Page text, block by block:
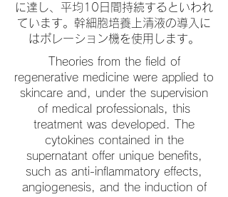
に達し、平均10日間持続するといわれ
ています。幹細胞培養上清液の導入に
はポレーション機を使用します。
Theories from the field of
regenerative medicine were applied to
skincare and, under the supervision
of medical professionals, this
treatment was developed. The
cytokines contained in the
supernatant offer unique benefits,
such as anti-inflammatory effects,
angiogenesis, and the induction of